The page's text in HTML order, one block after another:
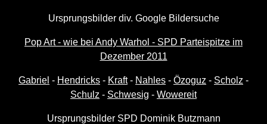
Ursprungsbilder div. Google Bildersuche
Pop Art - wie bei Andy Warhol - SPD Parteispitze im
Dezember 2011
Gabriel - Hendricks - Kraft- Nahles - Özoguz - Scholz -
Schulz - Schwesig - Wowereit
Ursprungsbilder SPD Dominik Butzmann